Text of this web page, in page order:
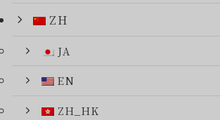
ZH
JA
EN
ZH_HK